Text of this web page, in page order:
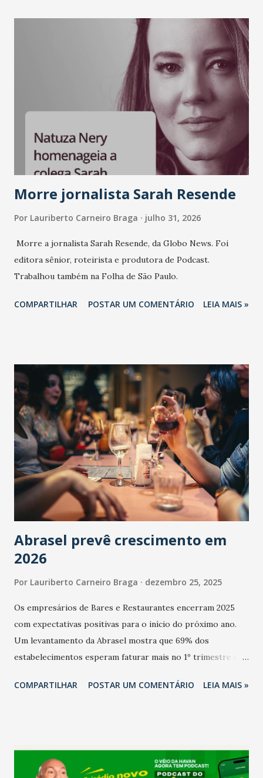
LinkedIn, VISA, Grupo 3corações, TikTok e M. Dias Branco.
A nova edição chega em um momento em que autenticidade
e consistência ganham peso nas conversas sobre marca,
liderança e estratégia. - Vivemos um momento em que todo
mundo fala muito e poucos entregam de verdade. O NM2B
sempre existiu para dar palco a quem constrói com
consistência, e nesta edição isso fica ainda mais claro.
Vamos reforçar que ser genuíno sustenta a confiança entre
marcas, pessoas e mercado", afirma Tamires So...
Morre jornalista Sarah Resende
Por Lauriberto Carneiro Braga julho 31, 2026
Morre a jornalista Sarah Resende, da Globo News. Foi
editora sênior, roteirista e produtora de Podcast.
Trabalhou também na Folha de São Paulo.
COMPARTILHAR POSTAR UM COMENTÁRIO LEIA MAIS »
Abrasel prevê crescimento em
2026
Por Lauriberto Carneiro Braga dezembro 25, 2025
Os empresários de Bares e Restaurantes encerram 2025
com expectativas positivas para o início do próximo ano.
Um levantamento da Abrasel mostra que 69% dos
estabelecimentos esperam faturar mais no 1º trimestre de
relação ao último trimestre deste ano, 56% também
confraternizações de fim de ano e pelo pagamento do 13º
Salário para um número maior de trabalhadores, já que o
COMPARTILHAR POSTAR UM COMENTÁRIO LEIA MAIS »